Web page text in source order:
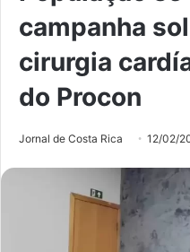
campanha
cirurgia
do Procon
Jornal de Costa Rica 12/02/